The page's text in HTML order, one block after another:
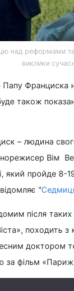
над реформами та
виклики
Франциска
також
– людина
Вім
який пройде 8-
"
після
походить з
доктором
за фільм